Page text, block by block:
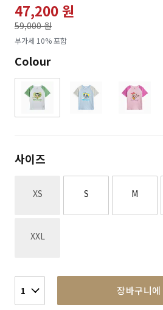
47,200 원
59,000 원
로
부가세 10% 포함
Colour
사이즈
XS재고없음 S M
XXL
1 장바구니에